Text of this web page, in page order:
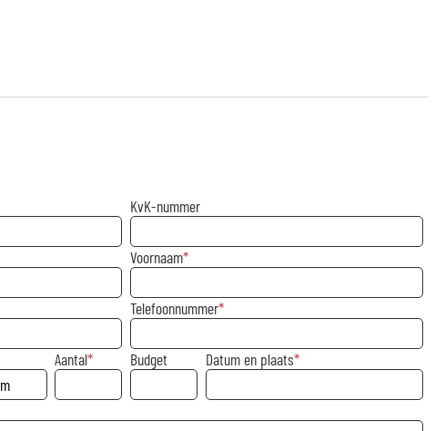
KvK-nummer
Voornaam
Telefoonnummer
Aantal Budget Datum en plaats